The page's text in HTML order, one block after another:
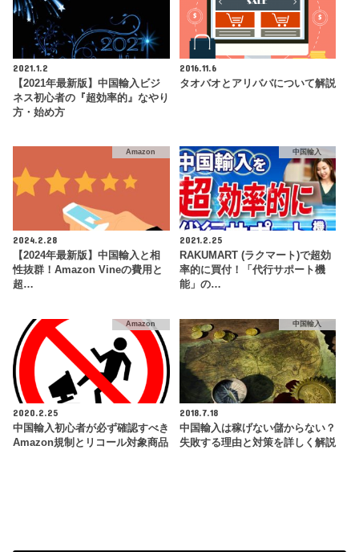
2021.1.2
【2021年最新版】中国輸入ビジ
ネス初心者の『超効率的』なやり
方・始め方
2016.11.6
タオバオとアリババについて解説
Amazon
2024.2.28
【2024年最新版】中国輸入と相
性抜群！Amazon Vineの費用と
超…
中国輸入
2021.2.25
RAKUMART (ラクマート)で超効
率的に買付！「代行サポート機
能」の…
Amazon
2020.2.25
中国輸入初心者が必ず確認すべき
Amazon規制とリコール対象商品
中国輸入
2018.7.18
中国輸入は稼げない儲からない？
失敗する理由と対策を詳しく解説